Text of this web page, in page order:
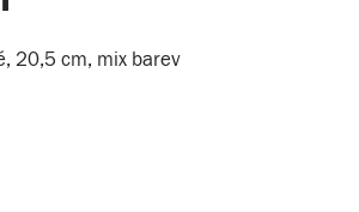
20,5 cm, mix barev